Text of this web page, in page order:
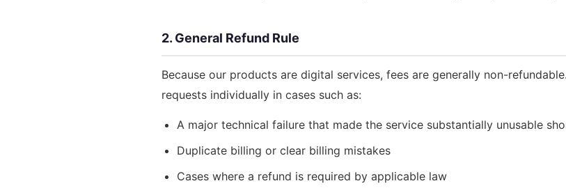
2. General Refund Rule
Because our products are digital services, fees are generally non-
requests individually in cases such as:
A major technical failure that made the service substantially unusable
Duplicate billing or clear billing mistakes
Cases where a refund is required by applicable law